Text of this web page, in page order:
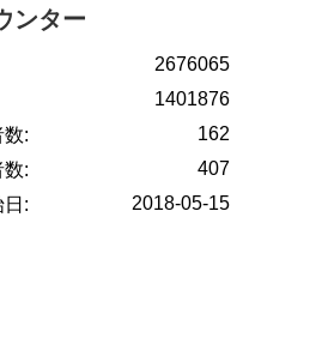
ンター
2676065
1401876
162
:
407
数:
2018-05-15
日: